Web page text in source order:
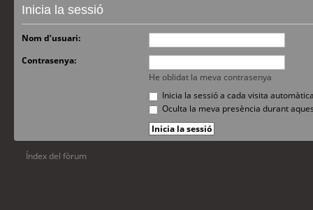
Inicia la sessió
Nom d’usuari:
Contrasenya:
He oblidat la meva contrasenya
Inicia la sessió a cada visita
Oculta la meva presència durant
Índex del fòrum